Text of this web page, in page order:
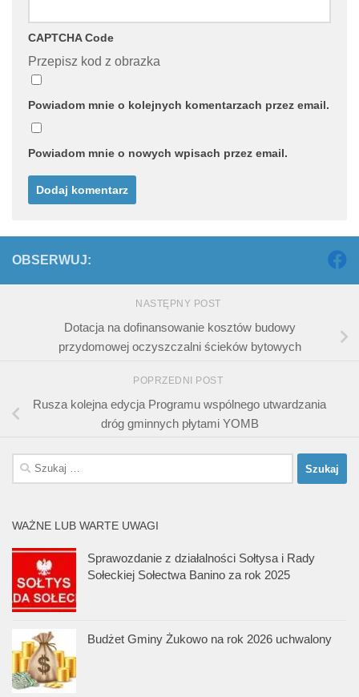
CAPTCHA Code
Przepisz kod z obrazka
Powiadom mnie o kolejnych komentarzach przez email.
Powiadom mnie o nowych wpisach przez email.
OBSERWUJ:
NASTĘPNY POST
Dotacja na dofinansowanie kosztów budowy
przydomowej oczyszczalni ścieków bytowych
POPRZEDNI POST
Rusza kolejna edycja Programu wspólnego utwardzania
dróg gminnych płytami YOMB
Szukaj:
WAŻNE LUB WARTE UWAGI
Sprawozdanie z działalności Sołtysa i Rady
Sołeckiej Sołectwa Banino za rok 2025
Budżet Gminy Żukowo na rok 2026 uchwalony